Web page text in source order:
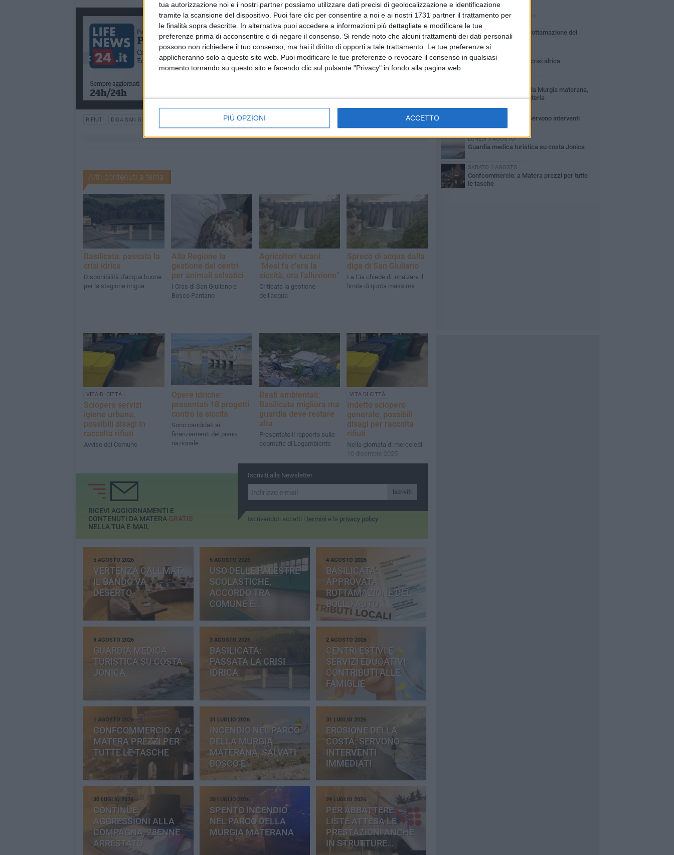
tua autorizzazione noi e i nostri partner possiamo utilizzare dati precisi di geolocalizzazione e identificazione
tramite la scansione del dispositivo. Puoi fare clic per consentire a noi e ai nostri 1731 partner il trattamento per
le finalità sopra descritte. In alternativa puoi accedere a informazioni più dettagliate e modificare le tue
preferenze prima di acconsentire o di negare il consenso. Si rende noto che alcuni trattamenti dei dati personali
possono non richiedere il tuo consenso, ma hai il diritto di opporti a tale trattamento. Le tue preferenze si
applicheranno solo a questo sito web. Puoi modificare le tue preferenze o revocare il consenso in qualsiasi
momento tornando su questo sito e facendo clic sul pulsante "Privacy" in fondo alla pagina web.
PIÙ OPZIONI ACCETTO
RIFIUTI DIGA SAN GIULIANO
Altri contenuti a tema
Basilicata: passata la
crisi idrica
Disponibilità d'acqua buone
per la stagione irrigua
Alla Regione la
gestione dei centri
per animali selvatici
I Cras di San Giuliano e
Bosco Pantano
Agricoltori lucani:
"Mesi fa c'era la
siccità, ora l'alluvione"
Criticata la gestione
dell'acqua
Spreco di acqua dalla
diga di San Giuliano
La Cia chiede di innalzare il
limite di quota massima
VITA DI CITTÀ
Sciopero servizi
igiene urbana,
possibili disagi in
raccolta rifiuti
Avviso del Comune
Opere idriche:
presentati 18 progetti
contro la siccità
Sono candidati ai
finanziamenti del piano
nazionale
Reati ambientali:
Basilicata migliora ma
guardia deve restare
alta
Presentato il rapporto sulle
ecomafie di Legambiente
VITA DI CITTÀ
Indetto sciopero
generale, possibili
disagi per raccolta
rifiuti
Nella giornata di mercoledì
10 dicembre 2025
Iscriviti alla Newsletter
Iscriviti
Iscrivendoti accetti i termini e la privacy policy
RICEVI AGGIORNAMENTI E
CONTENUTI DA MATERA GRATIS
NELLA TUA E-MAIL
5 AGOSTO 2026
VERTENZA CALLMAT,
IL BANDO VA
DESERTO
5 AGOSTO 2026
USO DELLE PALESTRE
SCOLASTICHE,
ACCORDO TRA
COMUNE E
PROVINCIA
4 AGOSTO 2026
BASILICATA:
APPROVATA
ROTTAMAZIONE DEL
BOLLO AUTO
3 AGOSTO 2026
GUARDIA MEDICA
TURISTICA SU COSTA
JONICA
3 AGOSTO 2026
BASILICATA:
PASSATA LA CRISI
IDRICA
2 AGOSTO 2026
CENTRI ESTIVI E
SERVIZI EDUCATIVI:
CONTRIBUTI ALLE
FAMIGLIE
1 AGOSTO 2026
CONFCOMMERCIO: A
MATERA PREZZI PER
TUTTE LE TASCHE
31 LUGLIO 2026
INCENDIO NEL PARCO
DELLA MURGIA
MATERANA, SALVATI
BOSCO E
CEMENTERIA
31 LUGLIO 2026
EROSIONE DELLA
COSTA: SERVONO
INTERVENTI
IMMEDIATI
30 LUGLIO 2026
CONTINUE
AGGRESSIONI ALLA
COMPAGNA, 28ENNE
ARRESTATO
30 LUGLIO 2026
SPENTO INCENDIO
NEL PARCO DELLA
MURGIA MATERANA
29 LUGLIO 2026
PER ABBATTERE
LISTE ATTESA LE
PRESTAZIONI ANCHE
IN STRUTTURE
PIÙ LETTI QUESTA SETTIMANA
MARTEDÌ 4 AGOSTO
Basilicata: approvata rottamazione del
bollo auto
Basilicata: passata la crisi idrica
Incendio nel Parco della Murgia materana,
salvati bosco e cementeria
VENERDÌ 31 LUGLIO
Erosione della costa: servono interventi
immediati
LUNEDÌ 3 AGOSTO
Guardia medica turistica su costa Jonica
SABATO 1 AGOSTO
Confcommercio: a Matera prezzi per tutte
le tasche